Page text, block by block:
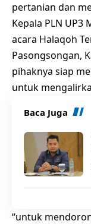
pertanian dan
Kepala PLN UP3
acara Halaqoh
Pasongsongan,
pihaknya siap
untuk
Baca Juga
“untuk